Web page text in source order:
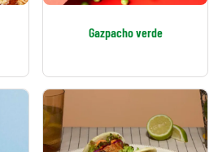
Gazpacho verde